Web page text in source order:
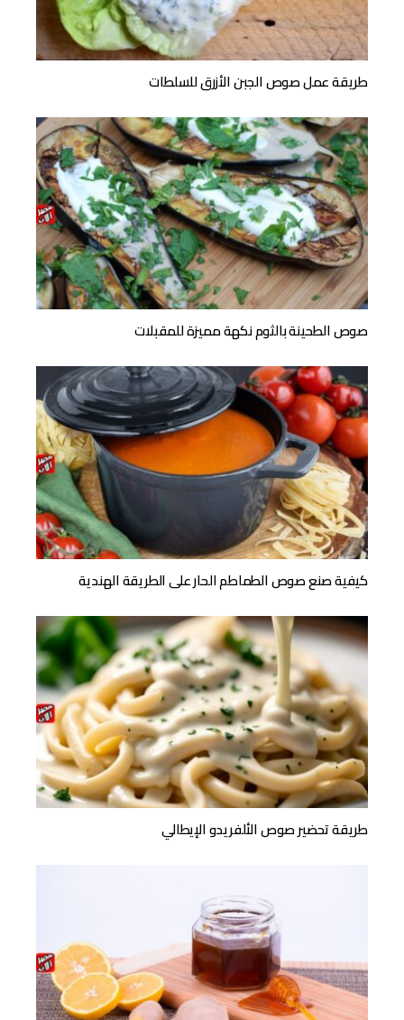
طريقة عمل صوص الجبن الأزرق للسلطات
صوص الطحينة بالثوم نكهة مميزة للمقبلات
كيفية صنع صوص الطماطم الحار على الطريقة الهندية
طريقة تحضير صوص الألفريدو الإيطالي